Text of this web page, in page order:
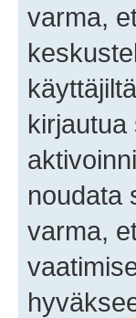
varma,
kirjautua
noudata
varma,